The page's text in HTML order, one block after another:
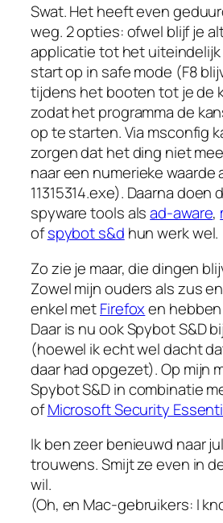
Swat. Het heeft even
weg. 2 opties: ofwel blijf je
applicatie tot het uiteindelijk
start op in safe mode (F8
tijdens het booten tot je de
zodat het programma de
op te starten. Via msconfig
zorgen dat het ding niet
naar een numerieke waarde
11315314.exe). Daarna
spyware tools alsad-aware,
ofspybot s&d hun werk wel.
Zo zie je maar, die dingen
Zowel mijn ouders als zus
enkel metFirefoxen
Daar is nu ook Spybot S&D
(hoewel ik echt wel dacht
daar had opgezet). Op mijn
Spybot S&D in combinatie
ofMicrosoft Security
Ik ben zeer benieuwd naar
trouwens. Smijt ze even in
wil.
(Oh, en Mac-gebruikers: I